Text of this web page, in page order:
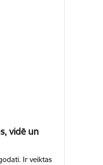
vidē un
Ir veiktas